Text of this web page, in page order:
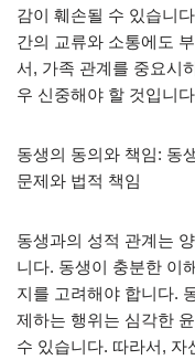
감이 훼손될 수 있습니
간의 교류와 소통에도
서, 가족 관계를 중요시
우 신중해야 할 것입니
동생의 동의와 책임: 동
문제와 법적 책임
동생과의 성적 관계는
니다. 동생이 충분한 이
지를 고려해야 합니다.
제하는 행위는 심각한
수 있습니다. 따라서,